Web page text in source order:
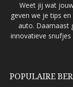
Weet jij wat
geven we je tips
auto. Daarnaast
innovatieve
POPULAIRE